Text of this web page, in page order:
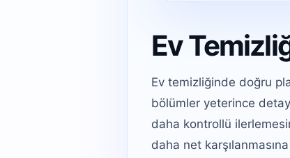
Ev
Ev temizliğinde doğru
bölümler yeterince
daha kontrollü
daha net karşılanmasına